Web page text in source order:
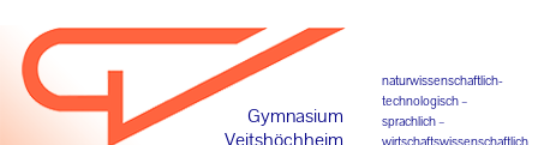
Gymnasium
naturwissenschaftlich-
technologisch –
sprachlich –